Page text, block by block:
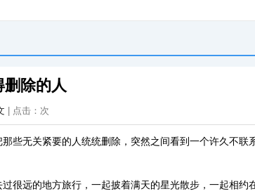
删除的人
| 点击： 次
些无关紧要的人统统删除，突然之间看到一个许久不联
很远的地方旅行，一起披着满天的星光散步，一起相约